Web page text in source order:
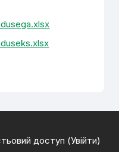
доступ (Увійти)